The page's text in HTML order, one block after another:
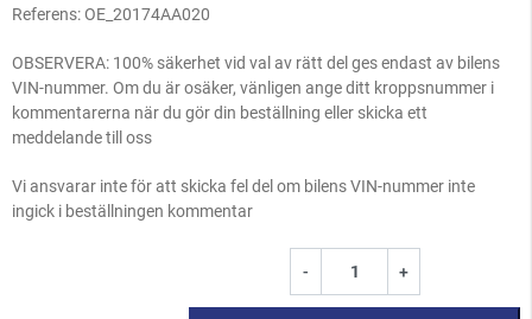
Referens:OE_20174AA020
OBSERVERA: 100% säkerhet vid val av rätt del ges endast av bilens
VIN-nummer. Om du är osäker, vänligen ange ditt kroppsnummer i
kommentarerna när du gör din beställning eller skicka ett
meddelande till oss
Vi ansvarar inte för att skicka fel del om bilens VIN-nummer inte
ingick i beställningen kommentar
- +